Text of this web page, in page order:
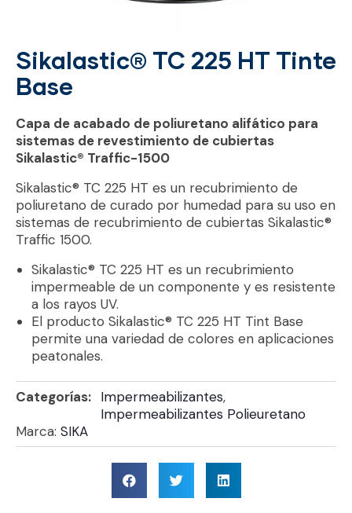
Sikalastic® TC 225 HT Tinte
Base
Capa de acabado de poliuretano alifático para
sistemas de revestimiento de cubiertas
Sikalastic® Traffic-1500
Sikalastic® TC 225 HT es un recubrimiento de
poliuretano de curado por humedad para su uso en
sistemas de recubrimiento de cubiertas Sikalastic®
Traffic 1500.
Sikalastic® TC 225 HT es un recubrimiento
impermeable de un componente y es resistente
a los rayos UV.
El producto Sikalastic® TC 225 HT Tint Base
permite una variedad de colores en aplicaciones
peatonales.
Categorías: Impermeabilizantes,
Impermeabilizantes Polieuretano
Marca: SIKA